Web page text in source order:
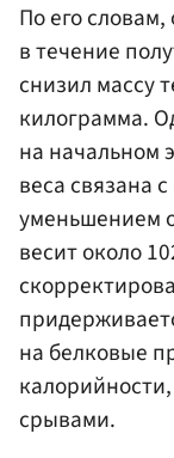
По его
в течение
снизил массу
килограмма.
на начальном
веса связана
уменьшением
весит около
на белковые
срывами.